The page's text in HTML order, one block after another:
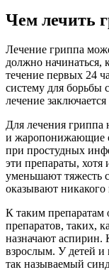
Чем лечить
Лечение гриппа
должно начинаться,
течение первых 24
систему для борьбы
лечение
Для лечения гриппа
и жаропонижающие
при простудных
эти препараты, хотя
уменьшают тяжесть
оказывают никакого
К таким препаратам
препаратов, таких,
назначают аспирин.
взрослым. У детей и
так называемый